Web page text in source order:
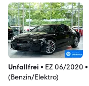
Unfallfrei • EZ 06/2020 •
(Benzin/Elektro)